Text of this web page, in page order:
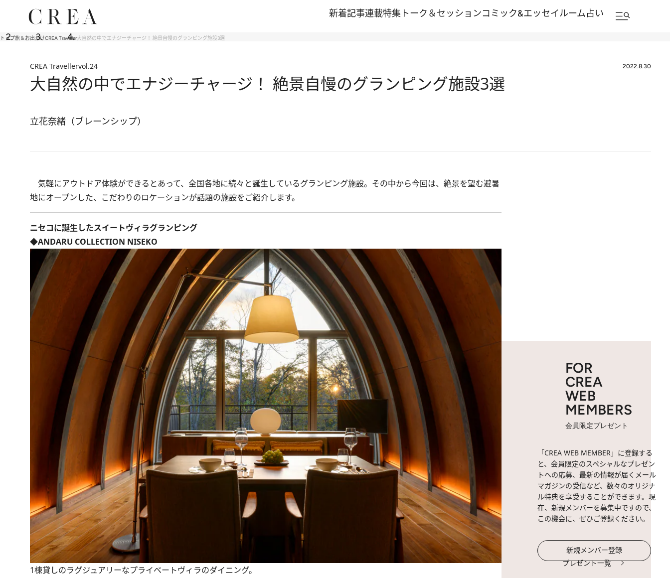
新着記事連載特集 トーク＆セッションコミック&エッセイルーム占い
トップ旅＆お出かけCREA Traveller大自然の中でエナジーチャージ！ 絶景自慢のグランピング施設3選
CREA Travellervol.24 2022.8.30
大自然の中でエナジーチャージ！ 絶景自慢のグランピング施設3選
立花奈緒（ブレーンシップ）
気軽にアウトドア体験ができるとあって、全国各地に続々と誕生しているグランピング施設。その中から今回は、絶景を望む避暑
地にオープンした、こだわりのロケーションが話題の施設をご紹介します。
ニセコに誕生したスイートヴィラグランピング
◆ANDARU COLLECTION NISEKO
1棟貸しのラグジュアリーなプライベートヴィラのダイニング。
FOR
CREA
WEB
MEMBERS
会員限定プレゼント
「CREA WEB MEMBER」に登録する
と、会員限定のスペシャルなプレゼン
トへの応募、最新の情報が届くメール
マガジンの受信など、数々のオリジナ
ル特典を享受することができます。現
在、新規メンバーを募集中ですので、
この機会に、ぜひご登録ください。
新規メンバー登録
プレゼント一覧